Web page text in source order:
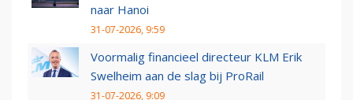
naar Hanoi
31-07-2026, 9:59
Voormalig financieel directeur KLM Erik
Swelheim aan de slag bij ProRail
31-07-2026, 9:09